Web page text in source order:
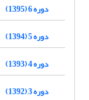
دوره 6 (1395)
دوره 5 (1394)
دوره 4 (1393)
دوره 3 (1392)